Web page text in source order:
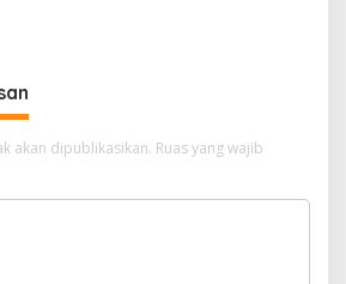
akan dipublikasikan. Ruas yang wajib